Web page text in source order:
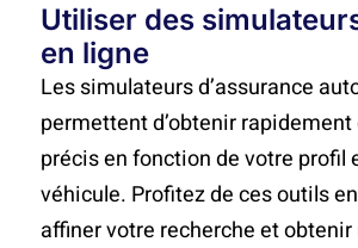
Utiliser des
en ligne
Les simulateurs d’assurance
permettent d’obtenir
précis en fonction de votre profil
véhicule. Profitez de ces outils
affiner votre recherche et obtenir